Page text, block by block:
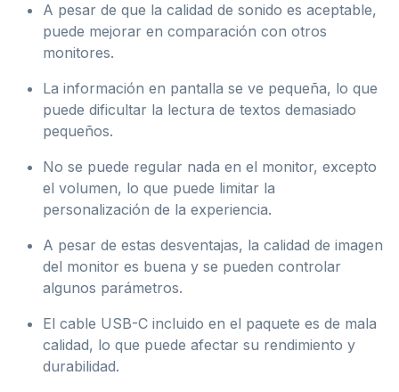
A pesar de que la calidad de sonido es aceptable,
puede mejorar en comparación con otros
monitores.
La información en pantalla se ve pequeña, lo que
puede dificultar la lectura de textos demasiado
pequeños.
No se puede regular nada en el monitor, excepto
el volumen, lo que puede limitar la
personalización de la experiencia.
A pesar de estas desventajas, la calidad de imagen
del monitor es buena y se pueden controlar
algunos parámetros.
El cable USB-C incluido en el paquete es de mala
calidad, lo que puede afectar su rendimiento y
durabilidad.